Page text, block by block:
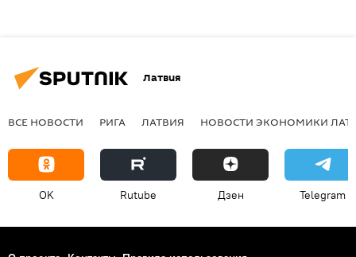
Латвия
ВСЕ НОВОСТИ РИГА ЛАТВИЯ НОВОСТИ ЭКОНОМИКИ
OK Rutube Дзен Telegram